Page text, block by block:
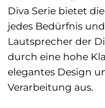
Diva Serie bietet
jedes Bedürfnis
Lautsprecher der
durch eine hohe
elegantes Design
Verarbeitung aus.